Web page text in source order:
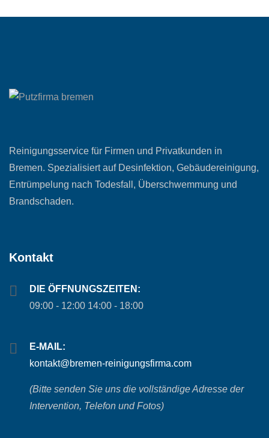
Reinigungsservice für Firmen und Privatkunden in
Bremen. Spezialisiert auf Desinfektion, Gebäudereinigung,
Entrümpelung nach Todesfall, Überschwemmung und
Brandschaden.
Kontakt
DIE ÖFFNUNGSZEITEN:
09:00 - 12:00 14:00 - 18:00
E-MAIL:
kontakt@bremen-reinigungsfirma.com
(Bitte senden Sie uns die vollständige Adresse der
Intervention, Telefon und Fotos)